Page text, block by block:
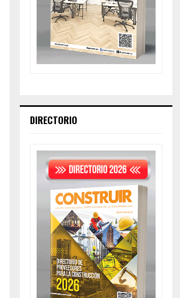
DIRECTORIO